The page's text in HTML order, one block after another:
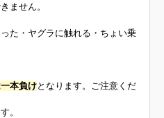
ません。
た・ヤグラに触れる・ちょい乗
本負けとなります。ご注意くだ
。